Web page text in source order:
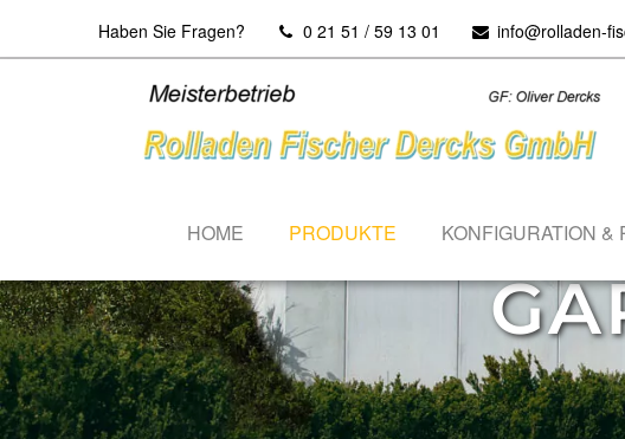
Haben Sie Fragen? 0 21 51 / 59 13 01 info@rolladen-
HOME PRODUKTE KONFIGURATION &